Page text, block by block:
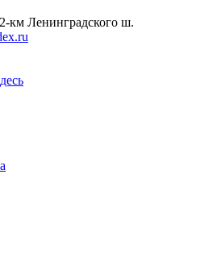
км Ленинградского ш.